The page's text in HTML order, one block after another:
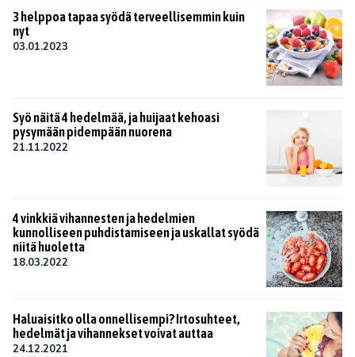
3 helppoa tapaa syödä terveellisemmin kuin
nyt
03.01.2023
Syö näitä 4 hedelmää, ja huijaat kehoasi
pysymään pidempään nuorena
21.11.2022
4 vinkkiä vihannesten ja hedelmien
kunnolliseen puhdistamiseen ja uskallat syödä
niitä huoletta
18.03.2022
Haluaisitko olla onnellisempi? Irtosuhteet,
hedelmät ja vihannekset voivat auttaa
24.12.2021